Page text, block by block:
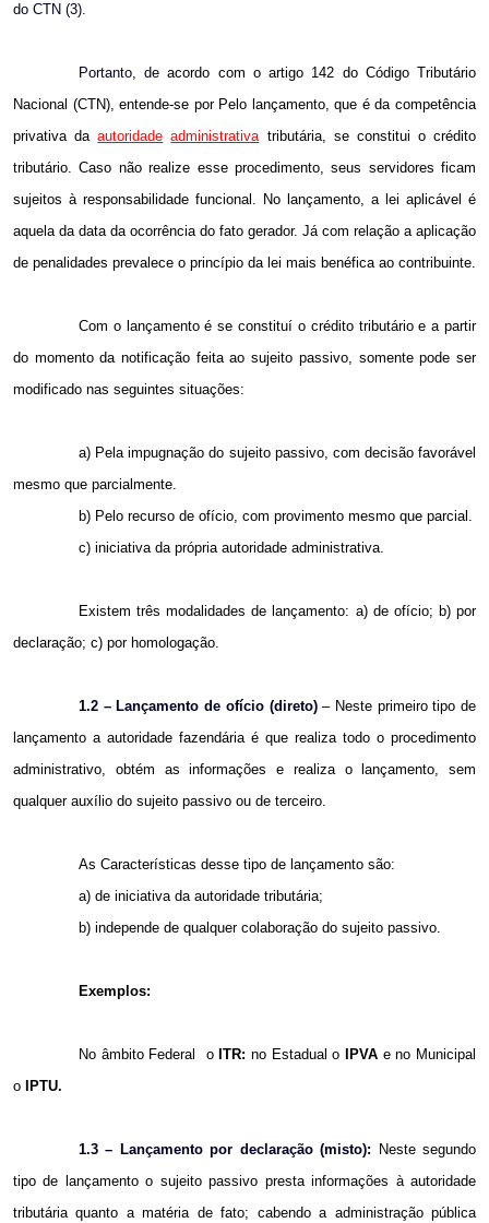
do CTN (3).
Portanto, de acordo com o artigo 142 do Código Tributário
Nacional (CTN), entende-se por Pelo lançamento, que é da competência
privativa daautoridade administrativatributária, se constitui o crédito
tributário. Caso não realize esse procedimento, seus servidores ficam
sujeitos à responsabilidade funcional. No lançamento, a lei aplicável é
aquela da data da ocorrência do fato gerador. Já com relação a aplicação
de penalidades prevalece o princípio da lei mais benéfica ao contribuinte.
Com o lançamento é se constituí o crédito tributário e a partir
do momento da notificação feita ao sujeito passivo, somente pode ser
modificado nas seguintes situações:
a) Pela impugnação do sujeito passivo, com decisão favorável
mesmo que parcialmente.
b) Pelo recurso de ofício, com provimento mesmo que parcial.
c) iniciativa da própria autoridade administrativa.
Existem três modalidades de lançamento: a) de ofício; b) por
declaração; c) por homologação.
1.2 – Lançamento de ofício (direto)– Neste primeiro tipo de
lançamento a autoridade fazendária é que realiza todo o procedimento
administrativo, obtém as informações e realiza o lançamento, sem
qualquer auxílio do sujeito passivo ou de terceiro.
As Características desse tipo de lançamento são:
a) de iniciativa da autoridade tributária;
b) independe de qualquer colaboração do sujeito passivo.
Exemplos:
No âmbito Federal o ITR:no Estadual o IPVA e no Municipal
o
IPTU.
1.3 – Lançamento por declaração (misto): Neste segundo
tipo de lançamento o sujeito passivo presta informações à autoridade
tributária quanto a matéria de fato; cabendo a administração pública